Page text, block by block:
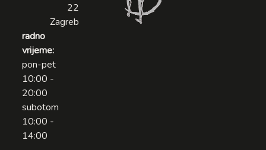
22
Zagreb
radno
vrijeme:
pon-pet
10:00 -
20:00
subotom
10:00 -
14:00